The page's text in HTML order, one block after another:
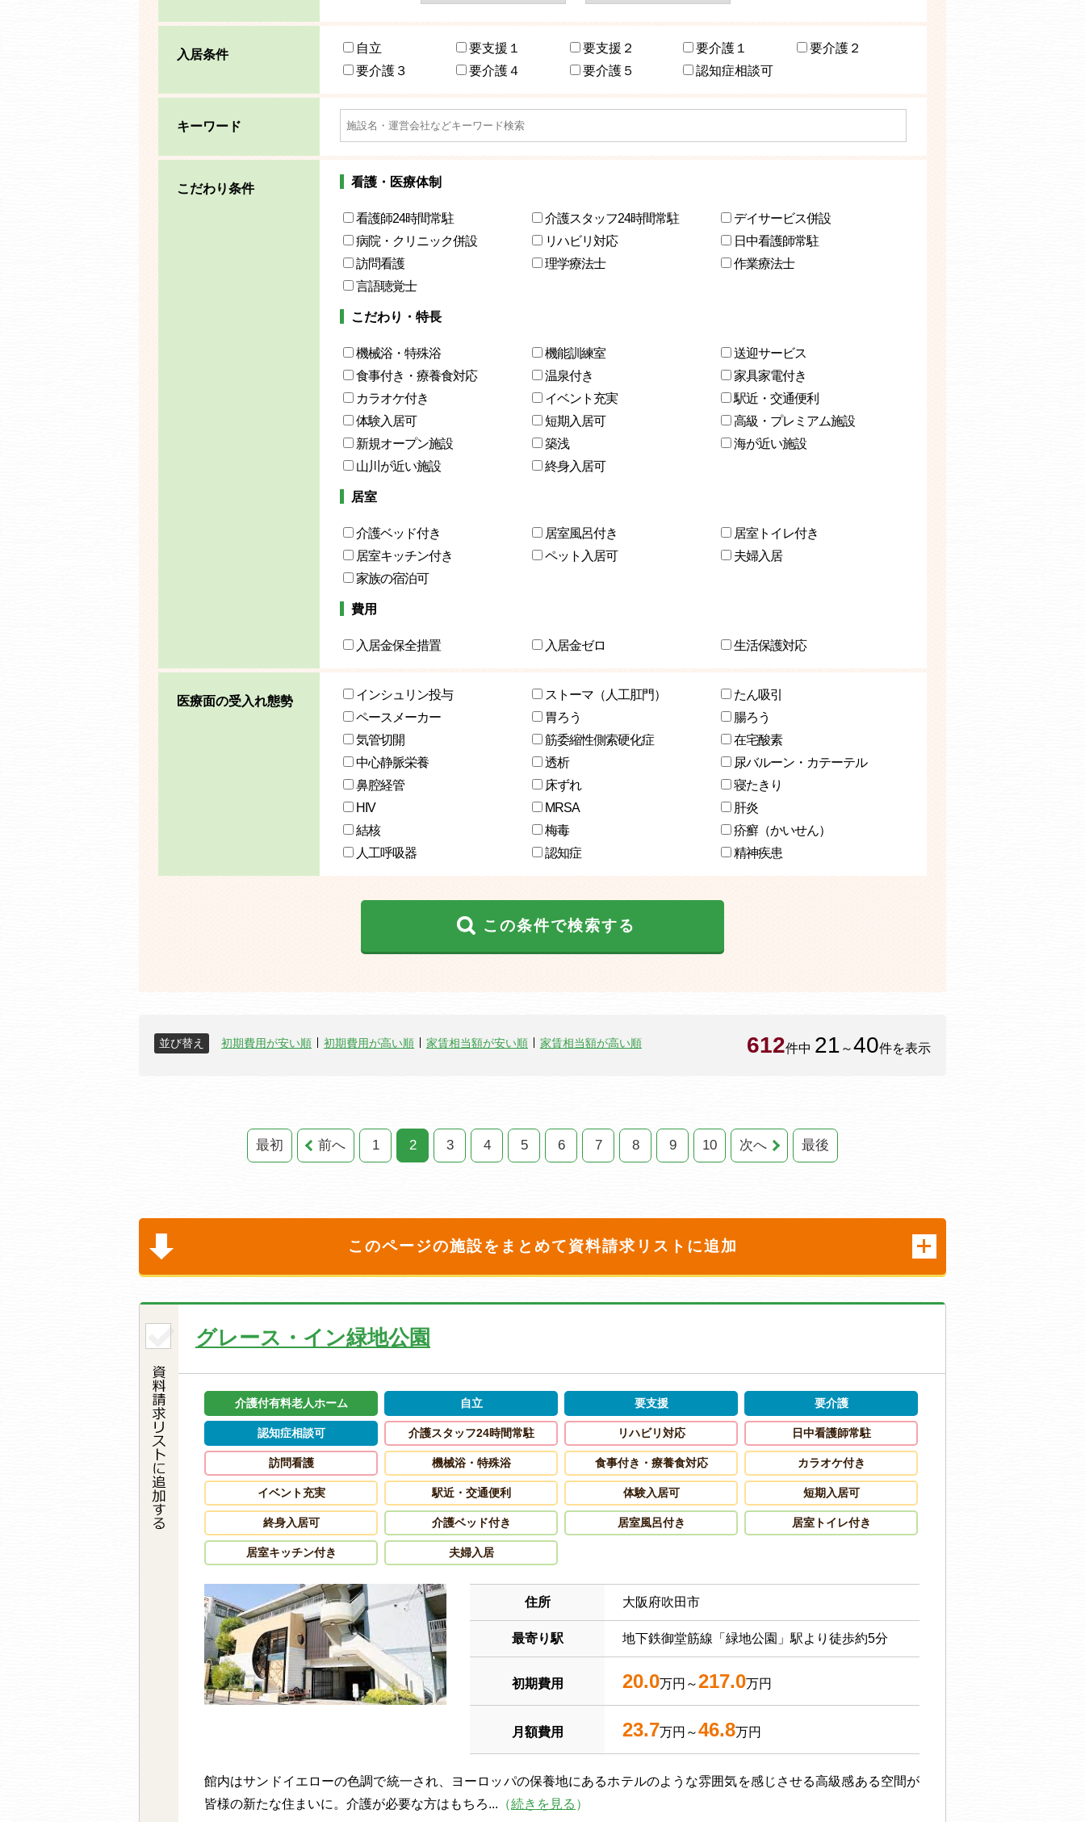
入居条件 自立 要支援１ 要支援２ 要介護１
要介護２
要介護３
要介護４ 要介護５ 認知症相談可
キーワード
こだわり条件 看護・医療体制
看護師24時間常駐 介護スタッフ24時間常駐
デイサービス併設
病院・クリニック併設
リハビリ対応
日中看護師常駐
訪問看護
理学療法士
作業療法士
言語聴覚士
こだわり・特長
機械浴・特殊浴 機能訓練室
送迎サービス
食事付き・療養食対応
温泉付き
家具家電付き
カラオケ付き
イベント充実
駅近・交通便利
体験入居可
短期入居可
高級・プレミアム施設
新規オープン施設
築浅
海が近い施設
山川が近い施設
終身入居可
居室
介護ベッド付き 居室風呂付き
居室トイレ付き
居室キッチン付き
ペット入居可
夫婦入居
家族の宿泊可
費用
入居金保全措置 入居金ゼロ 生活保護対応
医療面の受入れ態勢 インシュリン投与 ストーマ（人工肛門）
たん吸引
ペースメーカー
胃ろう
腸ろう
気管切開
筋委縮性側索硬化症
在宅酸素
中心静脈栄養
透析
尿バルーン・カテーテル
鼻腔経管
床ずれ
寝たきり
HIV
MRSA
肝炎
結核
梅毒
疥癬（かいせん）
人工呼吸器
認知症 精神疾患
この条件で検索する
612件中 21 ～40件を表示
並び替え 初期費用が安い順 初期費用が高い順 家賃相当額が安い順 家賃相当額が高い順
最初 前へ 1 2 3 4 5 6 7 8 9 10 次へ 最後
このページの施設をまとめて資料請求リストに追加
グレース・イン緑地公園
介護付有料老人ホーム 自立 要支援 要介護
認知症相談可 介護スタッフ24時間常駐 リハビリ対応 日中看護師常駐
訪問看護 機械浴・特殊浴 食事付き・療養食対応 カラオケ付き
イベント充実 駅近・交通便利 体験入居可 短期入居可
終身入居可 介護ベッド付き 居室風呂付き 居室トイレ付き
居室キッチン付き 夫婦入居
住所 大阪府吹田市
最寄り駅 地下鉄御堂筋線「緑地公園」駅より徒歩約5分
初期費用 20.0万円～217.0万円
月額費用 23.7万円～46.8万円
館内はサンドイエローの色調で統一され、ヨーロッパの保養地にあるホテルのような雰囲気を感じさせる高級感ある空間が
皆様の新たな住まいに。介護が必要な方はもちろ... （続きを見る ）